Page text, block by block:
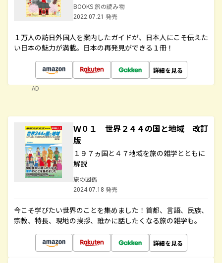
BOOKS 旅の読み物
2022.07.21 発売
１万人の訪日外国人を案内したガイドが、日本人にこそ伝えた
い日本の魅力が満載。日本の再発見ができる１冊！
詳細を見る
AD
Ｗ０１ 世界２４４の国と地域 改訂
版
１９７ヵ国と４７地域を旅の雑学とともに
解説
旅の図鑑
2024.07.18 発売
今こそ学びたい世界のことを集めました！首都、言語、民族、
宗教、特長、現地の挨拶、誰かに話したくなる旅の雑学も。
詳細を見る